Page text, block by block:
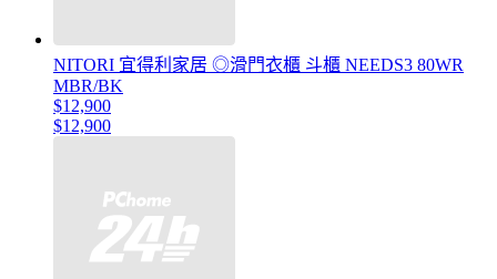
NITORI 宜得利家居 ◎滑門衣櫃 斗櫃 NEEDS3 80WR
MBR/BK
$12,900
$12,900